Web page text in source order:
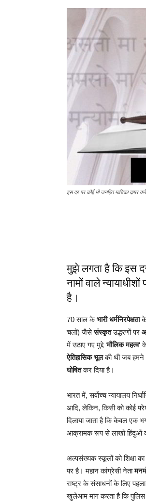
इस दर पर कोई भी जनहित याचिका दायर
मुझे लगता है कि इस
नामों वाले
है।
70 साल केभारी धर्मनिरपेक्षताके
चलो) जैसेसंस्कृतउद्धरणों पर
में उठाए गए मुद्दे ‘मौलिक महत्व‘
ऐतिहासिक भूलकी थी जब हमने
घोषितकर दिया है।
भारत में, सर्वोच्च न्यायालय
आदि, लेकिन, किसी को कोई
दिलाया जाता है कि केवल एक
आक्रामक रूप से लाखों हिंदुओं
अल्पसंख्यक स्कूलों को शिक्षा
पर है। महान कांग्रेसी नेता
राष्ट्र के संसाधनों के लिए
खुलेआम मांग करता है कि